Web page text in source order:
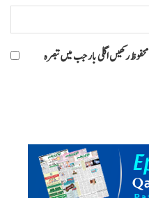
رکھیں اگلی بار جب میں تبصرہ